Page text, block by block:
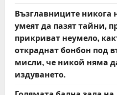
Възглавниците никога
умеят да пазят тайни,
прикриват неумело,
откраднат бонбон под
мисли, че никой няма
издуването.